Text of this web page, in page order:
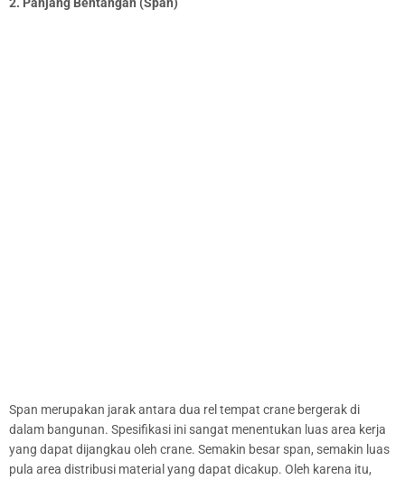
Span merupakan jarak antara dua rel tempat crane bergerak di
dalam bangunan. Spesifikasi ini sangat menentukan luas area kerja
yang dapat dijangkau oleh crane. Semakin besar span, semakin luas
pula area distribusi material yang dapat dicakup. Oleh karena itu,